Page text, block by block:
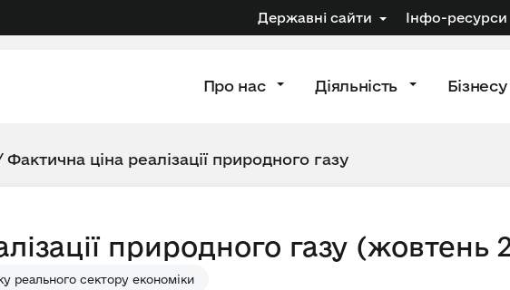
Державні сайти Інфо-ресурси
Про нас Діяльність Бізнесу
Фактична ціна реалізації природного газу
природного газу (жовтень
реального сектору економіки